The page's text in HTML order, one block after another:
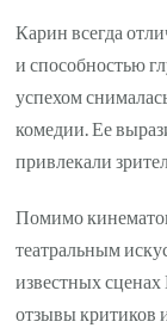
Карин всегда
и способностью
успехом
комедии. Ее
привлекали
Помимо
театральным
известных
отзывы критиков